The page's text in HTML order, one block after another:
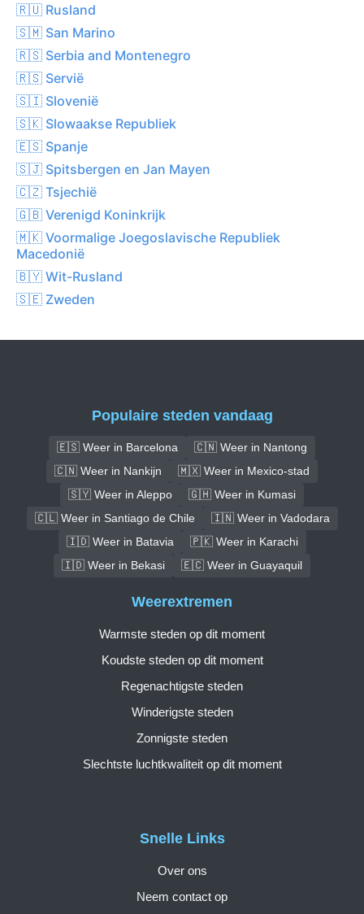
🇷🇺 Rusland
🇸🇲 San Marino
🇷🇸 Serbia and Montenegro
🇷🇸 Servië
🇸🇮 Slovenië
🇸🇰 Slowaakse Republiek
🇪🇸 Spanje
🇸🇯 Spitsbergen en Jan Mayen
🇨🇿 Tsjechië
🇬🇧 Verenigd Koninkrijk
🇲🇰 Voormalige Joegoslavische Republiek
Macedonië
🇧🇾 Wit-Rusland
🇸🇪 Zweden
Populaire steden vandaag
🇪🇸 Weer in Barcelona
🇨🇳 Weer in Nantong
🇨🇳 Weer in Nankijn
🇲🇽 Weer in Mexico-stad
🇸🇾 Weer in Aleppo
🇬🇭 Weer in Kumasi
🇨🇱 Weer in Santiago de Chile
🇮🇳 Weer in Vadodara
🇮🇩 Weer in Batavia
🇵🇰 Weer in Karachi
🇮🇩 Weer in Bekasi
🇪🇨 Weer in Guayaquil
Snelle Links
Over ons
Neem contact op
Weerextremen
Warmste steden op dit moment
Koudste steden op dit moment
Regenachtigste steden
Winderigste steden
Zonnigste steden
Slechtste luchtkwaliteit op dit moment